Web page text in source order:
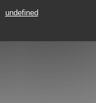
undefined